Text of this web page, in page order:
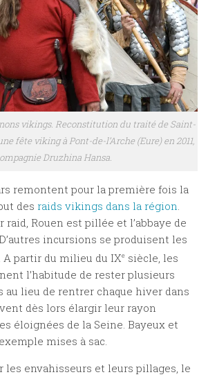
vikings. Reconstitution du traité de Saint-
fête viking à Pont-de-l’Arche (Eure) en 2011,
Druzhina Hansa.
remontent pour la première fois la
des raids vikings dans la région.
raid, Rouen est pillée et l’abbaye de
incursions se produisent les
A partir du milieu du IXe siècle, les
l’habitude de rester plusieurs
au lieu de rentrer chaque hiver dans
dès lors élargir leur rayon
éloignées de la Seine. Bayeux et
mises à sac.
les envahisseurs et leurs pillages, le